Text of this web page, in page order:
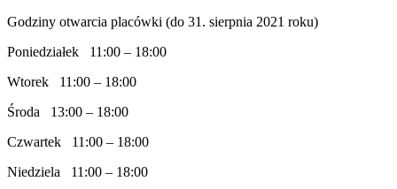
Godziny otwarcia placówki (do 31. sierpnia 2021 roku)
Poniedziałek 11:00 – 18:00
Wtorek 11:00 – 18:00
Środa 13:00 – 18:00
Czwartek 11:00 – 18:00
Niedziela 11:00 – 18:00